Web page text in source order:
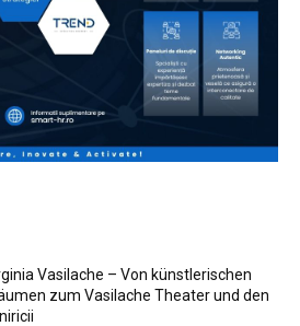
Vasilache – Von künstlerischen
zum Vasilache Theater und den